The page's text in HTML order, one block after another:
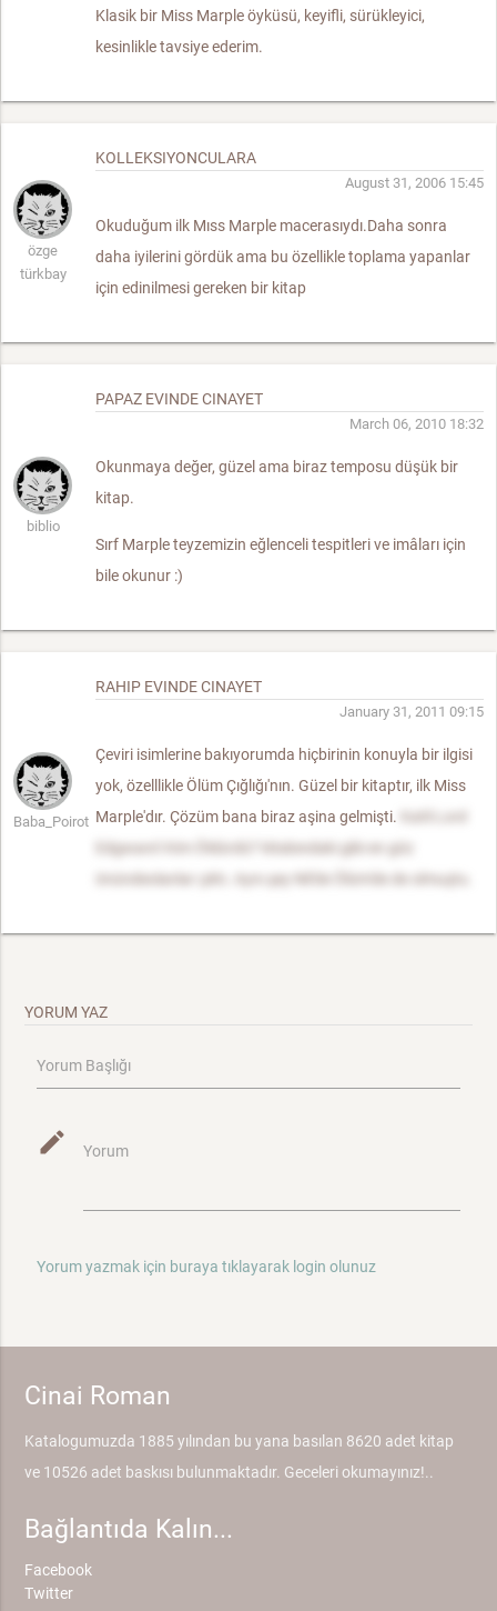
Klasik bir Miss Marple öyküsü, keyifli, sürükleyici,
kesinlikle tavsiye ederim.
özge
türkbay
KOLLEKSIYONCULARA
August 31, 2006 15:45
Okuduğum ilk Mıss Marple macerasıydı.Daha sonra
daha iyilerini gördük ama bu özellikle toplama yapanlar
için edinilmesi gereken bir kitap
biblio
PAPAZ EVINDE CINAYET
March 06, 2010 18:32
Okunmaya değer, güzel ama biraz temposu düşük bir
kitap.
Sırf Marple teyzemizin eğlenceli tespitleri ve imâları için
bile okunur :)
Baba_Poirot
RAHIP EVINDE CINAYET
January 31, 2011 09:15
Çeviri isimlerine bakıyorumda hiçbirinin konuyla bir ilgisi
yok, özelllikle Ölüm Çığlığı'nın. Güzel bir kitaptır, ilk Miss
Marple'dır. Çözüm bana biraz aşina gelmişti.
Edgware'i Kim Öldürdü? kitabındaki gibi en göz
önündeolanlar çıktı. Aynı şey Nil'de Ölüm'de de olmuştu.
YORUM YAZ
Yorum Başlığı
mode_edit Yorum
Yorum yazmak için buraya tıklayarak login olunuz
Cinai Roman
Katalogumuzda 1885 yılından bu yana basılan 8620 adet kitap
ve 10526 adet baskısı bulunmaktadır. Geceleri okumayınız!..
Bağlantıda Kalın...
Facebook
Twitter